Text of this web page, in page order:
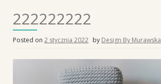
222222222
Posted on 2 stycznia 2022 by Design By Murawska